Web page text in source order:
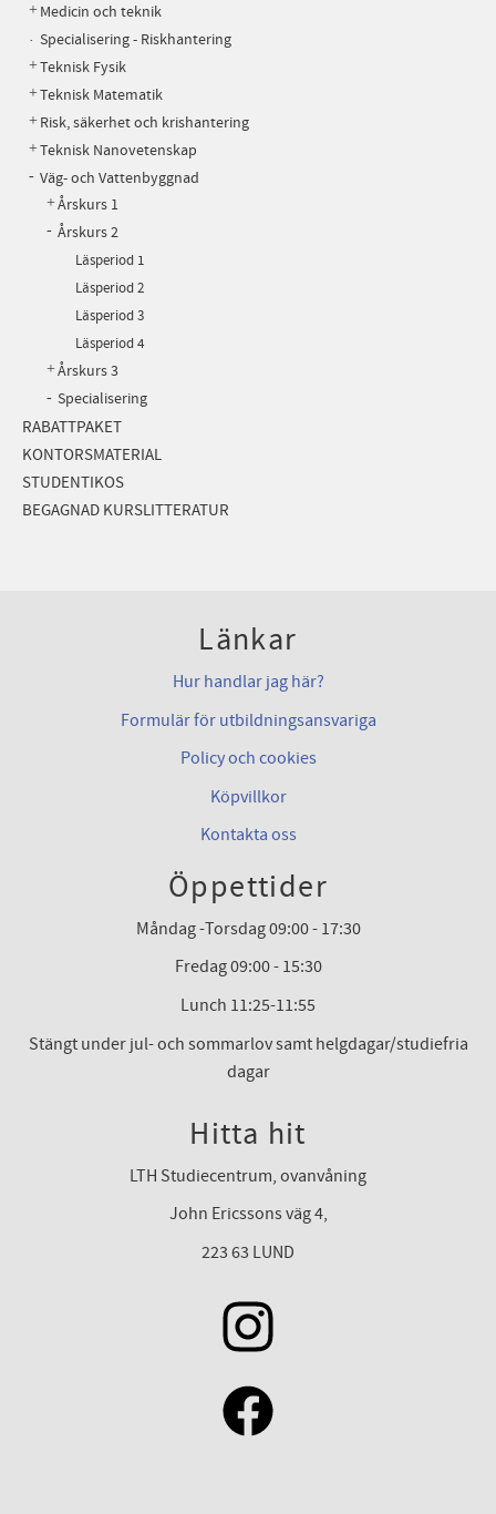
Medicin och teknik
Specialisering - Riskhantering
Teknisk Fysik
Teknisk Matematik
Risk, säkerhet och krishantering
Teknisk Nanovetenskap
Väg- och Vattenbyggnad
Årskurs 1
Årskurs 2
Läsperiod 1
Läsperiod 2
Läsperiod 3
Läsperiod 4
Årskurs 3
Specialisering
RABATTPAKET
KONTORSMATERIAL
STUDENTIKOS
BEGAGNAD KURSLITTERATUR
Länkar
Hur handlar jag här?
Formulär för utbildningsansvariga
Policy och cookies
Köpvillkor
Kontakta oss
Öppettider
Måndag -Torsdag 09:00 - 17:30
Fredag 09:00 - 15:30
Lunch 11:25-11:55
Stängt under jul- och sommarlov samt helgdagar/studiefria
dagar
Hitta hit
LTH Studiecentrum, ovanvåning
John Ericssons väg 4,
223 63 LUND